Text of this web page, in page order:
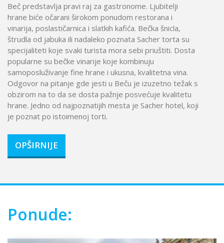
Beč predstavlja pravi raj za gastronome. Ljubitelji
hrane biće očarani širokom ponudom restorana i
vinarija, poslastičarnica i slatkih kafića. Bečka šnicla,
štrudla od jabuka ili nadaleko poznata Sacher torta su
specijaliteti koje svaki turista mora sebi priuštiti. Dosta
popularne su bečke vinarije koje kombinuju
samoposluživanje fine hrane i ukusna, kvalitetna vina.
Odgovor na pitanje gde jesti u Beču je izuzetno težak s
obzirom na to da se dosta pažnje posvećuje kvalitetu
hrane. Jedno od najpoznatijih mesta je Sacher hotel, koji
je poznat po istoimenoj torti.
OPŠIRNIJE
Ponude: